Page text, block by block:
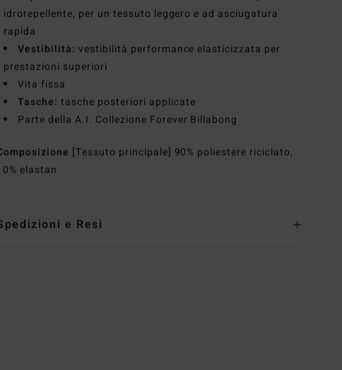
idrorepellente, per un tessuto leggero e ad asciugatura
rapida
Vestibilità: vestibilità performance elasticizzata per
prestazioni superiori
Vita fissa
Tasche:tasche posteriori applicate
Parte della A.I. Collezione Forever Billabong
[Tessuto principale] 90% poliestere riciclato,
elastan
e Resi